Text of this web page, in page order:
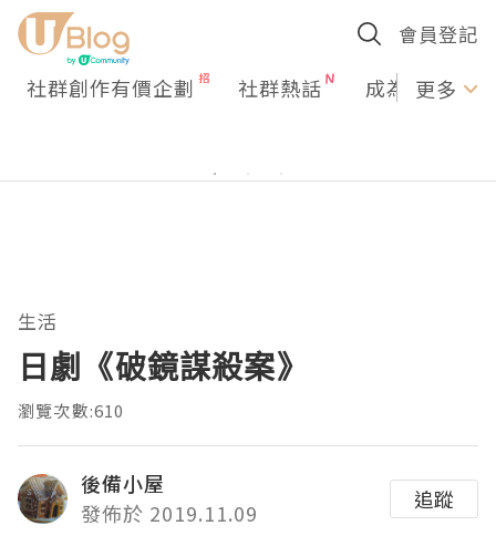
會員登記
社群創作有價企劃 社群熱話 成為U更多
生活
日劇《破鏡謀殺案》
瀏覽次數:610
後備小屋
發佈於 2019.11.09
追蹤